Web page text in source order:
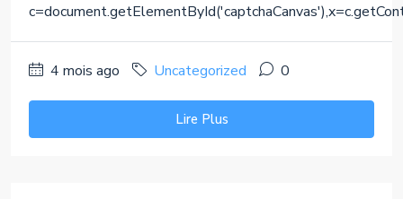
4 mois ago Uncategorized 0
Lire Plus